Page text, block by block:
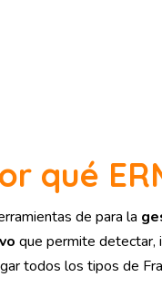
qué
de para la
que permite detectar,
todos los tipos de